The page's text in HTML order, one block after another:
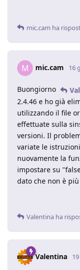
mic.cam ha
M mic.cam 16
Buongiorno
2.4.46 e ho già
utilizzando il file
effettuate sulla
versioni. Il
variate le
nuovamente la
impostare su
dato che non è
Valentina ha
Valentina